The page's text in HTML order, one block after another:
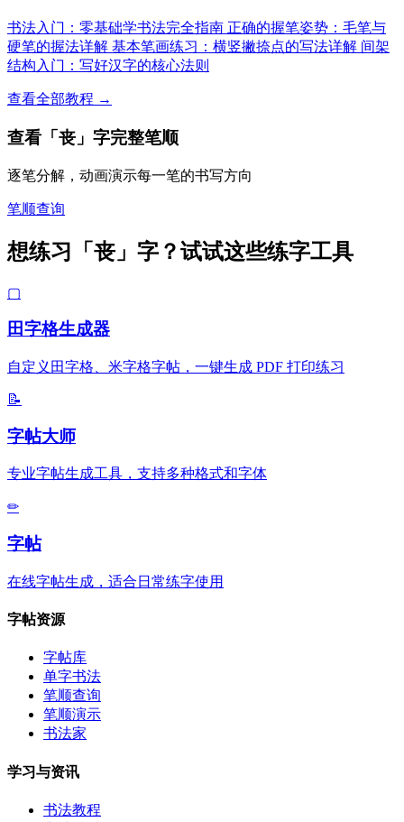
书法入门：零基础学书法完全指南 正确的握笔姿势：毛笔与
硬笔的握法详解 基本笔画练习：横竖撇捺点的写法详解 间架
结构入门：写好汉字的核心法则
查看全部教程 →
查看「丧」字完整笔顺
逐笔分解，动画演示每一笔的书写方向
笔顺查询
想练习「丧」字？试试这些练字工具
▢
田字格生成器
自定义田字格、米字格字帖，一键生成 PDF 打印练习
📝
字帖大师
专业字帖生成工具，支持多种格式和字体
✏
字帖
在线字帖生成，适合日常练字使用
字帖资源
字帖库
单字书法
笔顺查询
笔顺演示
书法家
学习与资讯
书法教程